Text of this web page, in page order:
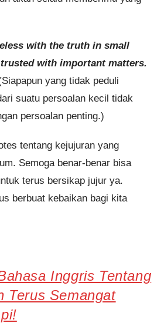
with the truth in small
with important matters.
yang tidak peduli
suatu persoalan kecil tidak
persoalan penting.)
tentang kejujuran yang
Semoga benar-benar bisa
terus bersikap jujur ya.
berbuat kebaikan bagi kita
Inggris Tentang
Terus Semangat